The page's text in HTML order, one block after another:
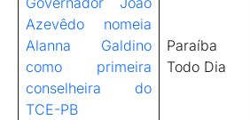
Azevêdo nomeia
Alanna Galdino
como primeira
conselheira do
TCE-PB
Paraíba
Todo Dia